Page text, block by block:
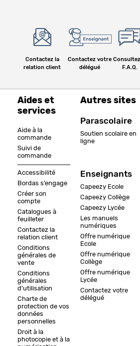
Contactez la
relation client
Contactez votre
délégué
F.A.Q.
Aides et
services
Aide à la
commande
Suivi de
commande
Accessibilité
Bordas s’engage
Créer son
compte
Catalogues à
feuilleter
Contactez la
relation client
Conditions
générales de
vente
Conditions
générales
d'utilisation
Charte de
protection de vos
données
personnelles
Droit à la
photocopie et à la
Autres sites
Parascolaire
Soutien scolaire en
ligne
Enseignants
Capeezy Ecole
Capeezy Collège
Capeezy Lycée
Les manuels
numériques
Offre numérique
Ecole
Offre numérique
Collège
Offre numérique
Lycée
Contactez votre
délégué